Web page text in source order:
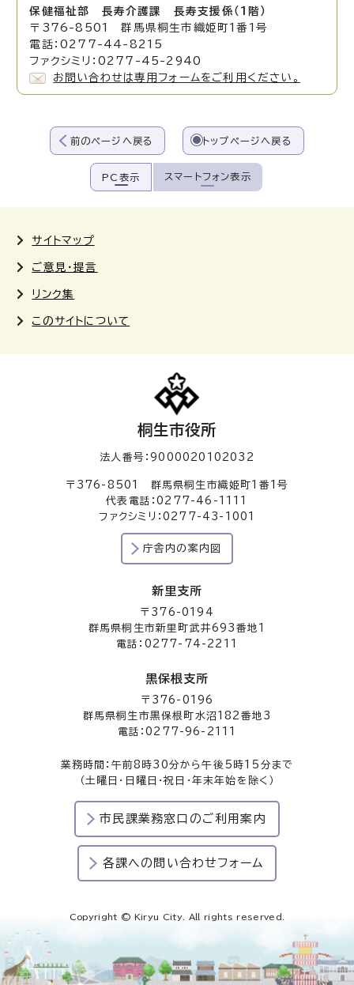
保健福祉部 長寿介護課 長寿支援係（1階）
〒376-8501 群馬県桐生市織姫町1番1号
電話：0277-44-8215
ファクシミリ：0277-45-2940
お問い合わせは専用フォームをご利用ください。
前のページへ戻る トップページへ戻る
PC表示 スマートフォン表示
サイトマップ
ご意見・提言
リンク集
このサイトについて
桐生市役所
法人番号：9000020102032
〒376-8501 群馬県桐生市織姫町1番1号
代表電話：0277-46-1111
ファクシミリ：0277-43-1001
庁舎内の案内図
新里支所
〒376-0194
群馬県桐生市新里町武井693番地1
電話：0277-74-2211
黒保根支所
〒376-0196
群馬県桐生市黒保根町水沼182番地3
電話：0277-96-2111
業務時間：午前8時30分から午後5時15分まで
（土曜日・日曜日・祝日・年末年始を除く）
市民課業務窓口のご利用案内
各課への問い合わせフォーム
Copyright © Kiryu City. All rights reserved.